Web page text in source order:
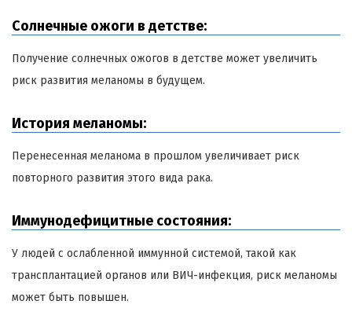
Солнечные ожоги в детстве:
Получение солнечных ожогов в детстве может увеличить
риск развития меланомы в будущем.
История меланомы:
Перенесенная меланома в прошлом увеличивает риск
повторного развития этого вида рака.
Иммунодефицитные состояния:
У людей с ослабленной иммунной системой, такой как
трансплантацией органов или ВИЧ-инфекция, риск меланомы
может быть повышен.